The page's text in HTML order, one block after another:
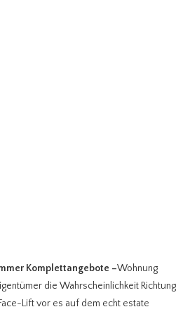
Komplettangebote –Wohnung
die Wahrscheinlichkeit Richtung
Lift vor es auf dem echt estate